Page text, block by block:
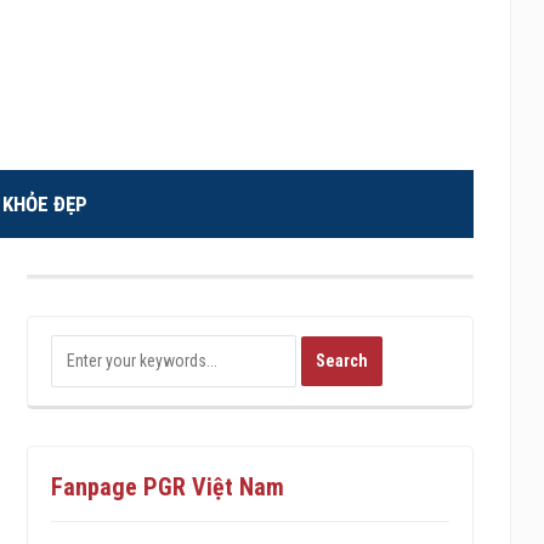
KHỎE ĐẸP
Fanpage PGR Việt Nam